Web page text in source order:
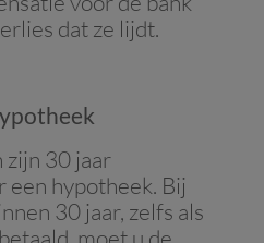
dat ze lijdt.
zijn 30 jaar
een hypotheek. Bij
30 jaar, zelfs als